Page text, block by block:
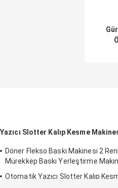
Yazıcı Slotter Kalıp Kesme
Döner Flekso Baskı Makinesi 2
Mürekkep Baskı Yerleştirme
Otomatik Yazıcı Slotter Kalıp